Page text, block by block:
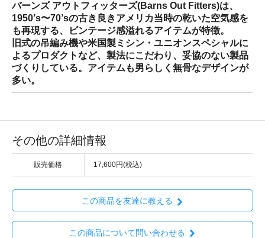
バーンズ アウトフィッターズ(Barns Out Fitters)は、
1950’s〜70’sの古き良きアメリカ当時の乾いた空気感を
も再現する、ビンテージ感溢れるアイテムが特徴。
旧式の吊編み機や米国製ミシン・ユニオンスペシャルに
よるプロダクトなど、製法にこだわり、妥協のない製品
づくりしている。アイテムも男らしく無骨なデザインが
多い。
その他の詳細情報
販売価格 17,600円(税込)
この商品を友達に教える
この商品について問い合わせる